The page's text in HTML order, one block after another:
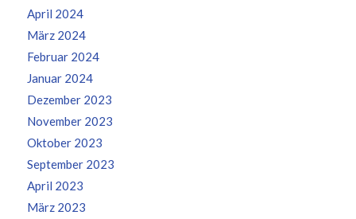
April 2024
März 2024
Februar 2024
Januar 2024
Dezember 2023
November 2023
Oktober 2023
September 2023
April 2023
März 2023